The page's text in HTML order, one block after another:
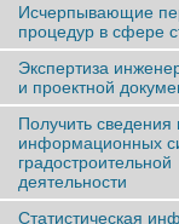
Исчерпывающие
процедур в сфере
Экспертиза
и проектной
Получить сведения
информационных
градостроительной
деятельности
Статистическая